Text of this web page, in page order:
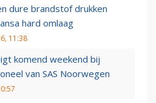
dure brandstof drukken
hard omlaag
11:38
komend weekend bij
van SAS Noorwegen